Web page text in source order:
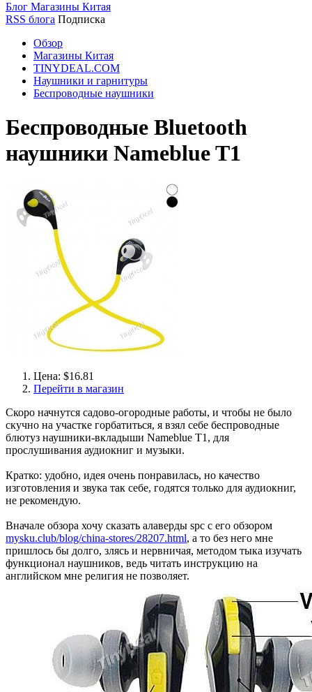
Блог Магазины Китая
RSS блога Подписка
Обзор
Магазины Китая
TINYDEAL.COM
Наушники и гарнитуры
Беспроводные наушники
Беспроводные Bluetooth
наушники Nameblue T1
Цена: $16.81
Перейти в магазин
Скоро начнутся садово-огородные работы, и чтобы не было
скучно на участке горбатиться, я взял себе беспроводные
блютуз наушники-вкладыши Nameblue T1, для
прослушивания аудиокниг и музыки.
Кратко: удобно, идея очень понравилась, но качество
изготовления и звука так себе, годятся только для аудиокниг,
не рекомендую.
Вначале обзора хочу сказать алаверды spc с его обзором
mysku.club/blog/china-stores/28207.html, а то без него мне
пришлось бы долго, злясь и нервничая, методом тыка изучать
функционал наушников, ведь читать инструкцию на
английском мне религия не позволяет.